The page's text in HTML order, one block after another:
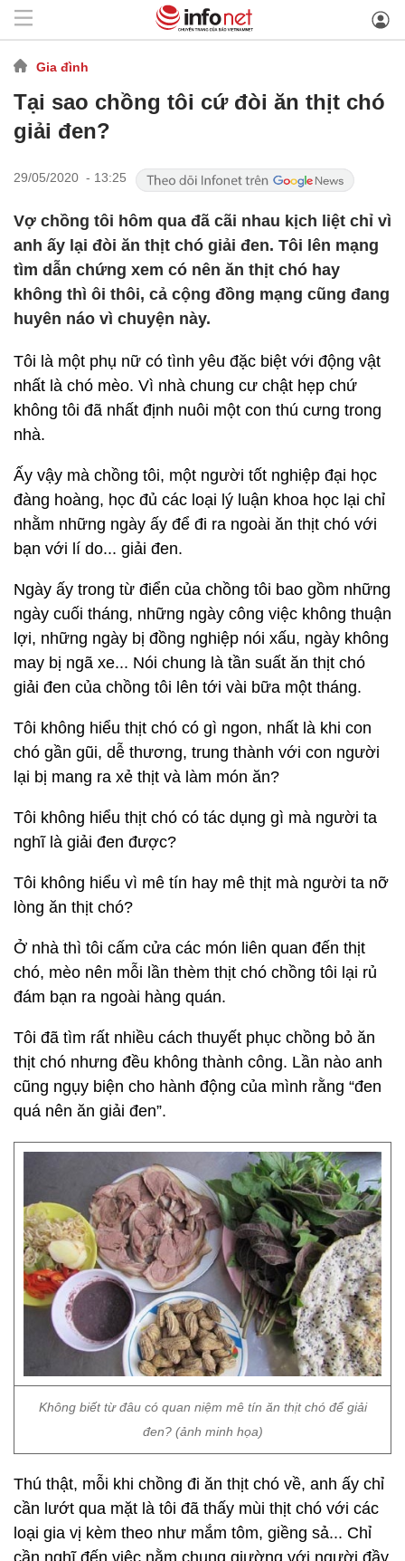
Gia đình
Tại sao chồng tôi cứ đòi ăn thịt chó
giải đen?
29/05/2020 - 13:25
Vợ chồng tôi hôm qua đã cãi nhau kịch liệt chỉ vì
anh ấy lại đòi ăn thịt chó giải đen. Tôi lên mạng
tìm dẫn chứng xem có nên ăn thịt chó hay
không thì ôi thôi, cả cộng đồng mạng cũng đang
huyên náo vì chuyện này.
Tôi là một phụ nữ có tình yêu đặc biệt với động vật
nhất là chó mèo. Vì nhà chung cư chật hẹp chứ
không tôi đã nhất định nuôi một con thú cưng trong
nhà.
Ấy vậy mà chồng tôi, một người tốt nghiệp đại học
đàng hoàng, học đủ các loại lý luận khoa học lại chỉ
nhằm những ngày ấy để đi ra ngoài ăn thịt chó với
bạn với lí do... giải đen.
Ngày ấy trong từ điển của chồng tôi bao gồm những
ngày cuối tháng, những ngày công việc không thuận
lợi, những ngày bị đồng nghiệp nói xấu, ngày không
may bị ngã xe... Nói chung là tần suất ăn thịt chó
giải đen của chồng tôi lên tới vài bữa một tháng.
Tôi không hiểu thịt chó có gì ngon, nhất là khi con
chó gần gũi, dễ thương, trung thành với con người
lại bị mang ra xẻ thịt và làm món ăn?
Tôi không hiểu thịt chó có tác dụng gì mà người ta
nghĩ là giải đen được?
Tôi không hiểu vì mê tín hay mê thịt mà người ta nỡ
lòng ăn thịt chó?
Ở nhà thì tôi cấm cửa các món liên quan đến thịt
chó, mèo nên mỗi lần thèm thịt chó chồng tôi lại rủ
đám bạn ra ngoài hàng quán.
Tôi đã tìm rất nhiều cách thuyết phục chồng bỏ ăn
thịt chó nhưng đều không thành công. Lần nào anh
cũng ngụy biện cho hành động của mình rằng “đen
quá nên ăn giải đen”.
Không biết từ đâu có quan niệm mê tín ăn thịt chó để giải
đen? (ảnh minh họa)
Thú thật, mỗi khi chồng đi ăn thịt chó về, anh ấy chỉ
cần lướt qua mặt là tôi đã thấy mùi thịt chó với các
loại gia vị kèm theo như mắm tôm, giềng sả... Chỉ
cần nghĩ đến việc nằm chung giường với người đầy